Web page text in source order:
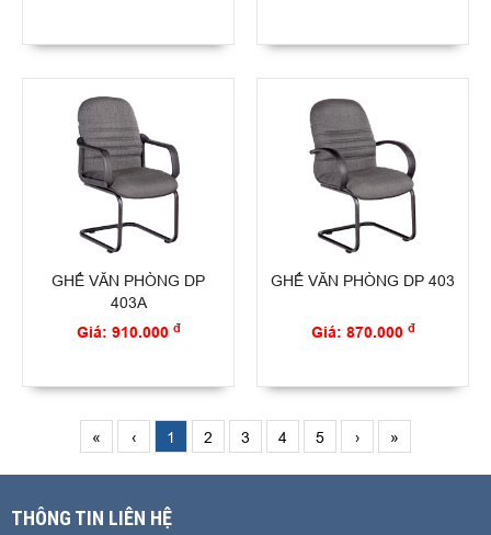
GHẾ VĂN PHÒNG DP
403A
Giá: 910.000 đ
GHẾ VĂN PHÒNG DP 403
Giá: 870.000 đ
« ‹ 1 2 3 4 5 › »
THÔNG TIN LIÊN HỆ